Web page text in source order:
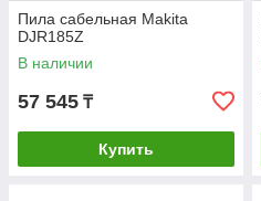
Пила сабельная Makita
DJR185Z
В наличии
57 545 ₸
Купить